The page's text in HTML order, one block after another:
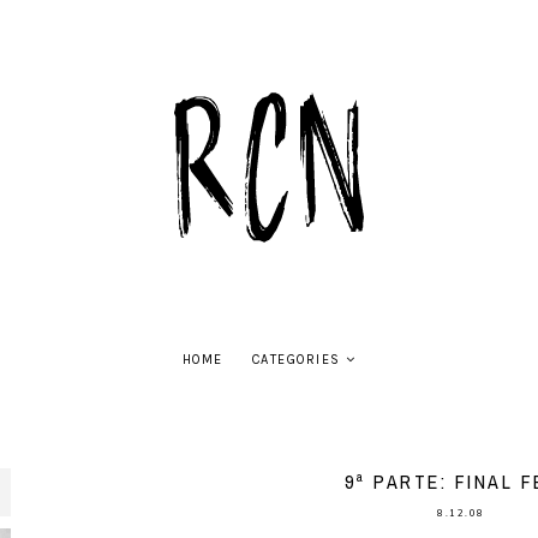
HOME CATEGORIES
9ª PARTE: FINAL
8.12.08